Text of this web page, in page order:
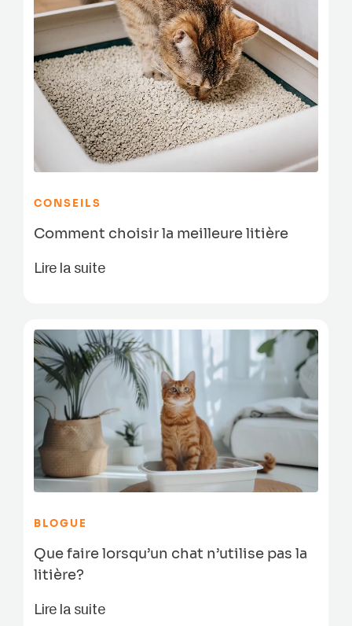
CONSEILS
Comment choisir la meilleure litière
Lire la suite
BLOGUE
Que faire lorsqu’un chat n’utilise pas la
litière?
Lire la suite